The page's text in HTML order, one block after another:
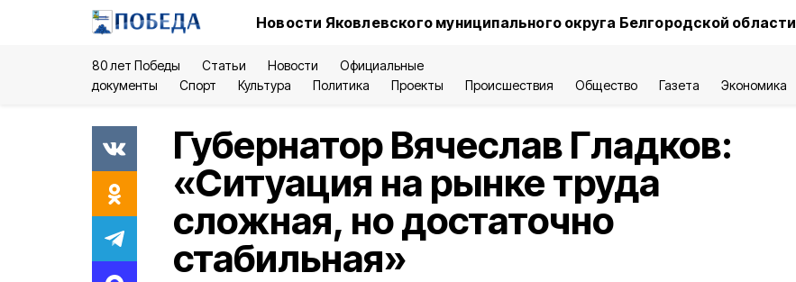
Новости Яковлевского муниципального округа Белгородской области
80 лет Победы Статьи Новости
Официальные
документы
Спорт Культура Политика Проекты Происшествия Общество Газета Экономика
Губернатор Вячеслав Гладков:
«Ситуация на рынке труда
сложная, но достаточно
стабильная»